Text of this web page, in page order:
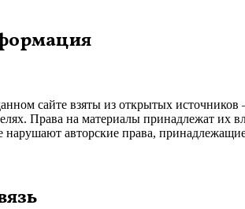
сайте взяты из открытых
Права на материалы принадлежат их
нарушают авторские права,